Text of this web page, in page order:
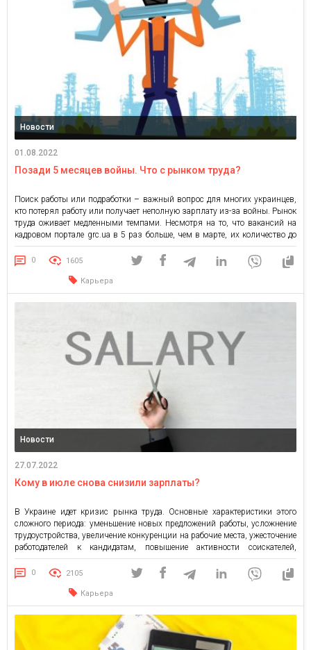
Новости
01.08.2022
Позади 5 месяцев войны. Что с рынком труда?
Поиск работы или подработки – важный вопрос для многих украинцев,
кто потерял работу или получает неполную зарплату из-за войны. Рынок
труда оживает медленными темпами. Несмотря на то, что вакансий на
кадровом портале grc.ua в 5 раз больше, чем в марте, их количество до
сих пор остается ниже по сравнению с довоенным временем. Показатели
активности соискателей […]
0 1605
Карьера
Новости
27.07.2022
Кому в июле снова снизили зарплаты?
В Украине идет кризис рынка труда. Основные характеристики этого
сложного периода: уменьшение новых предложений работы, усложнение
трудоустройства, увеличение конкуренции на рабочие места, ужесточение
работодателей к кандидатам, повышение активности соискателей,
оптимизация компаниями затрат на персонал и, в частности, снижение
заработных плат. Ощутимое падение размера зарплат, которое длилось с
конца марта, прекратилось в подавляющем большинстве
профессиональных сфер […]
0 2105
Карьера